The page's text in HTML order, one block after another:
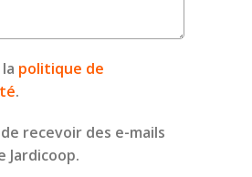
politique de
.
recevoir des e-mails
Jardicoop.